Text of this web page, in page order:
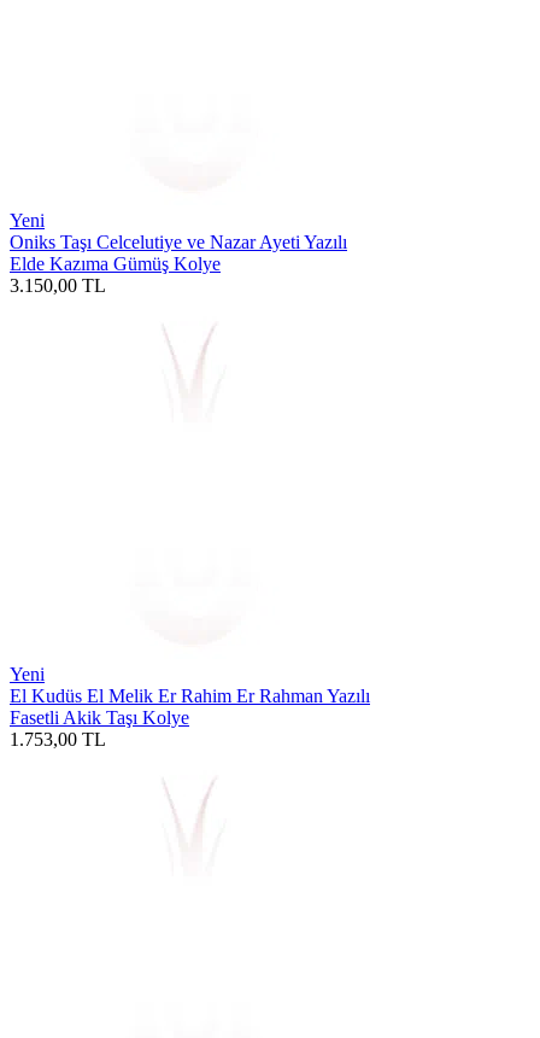
Yeni
Oniks Taşı Celcelutiye ve Nazar Ayeti Yazılı
Elde Kazıma Gümüş Kolye
3.150,00 TL
Yeni
El Kudüs El Melik Er Rahim Er Rahman Yazılı
Fasetli Akik Taşı Kolye
1.753,00 TL